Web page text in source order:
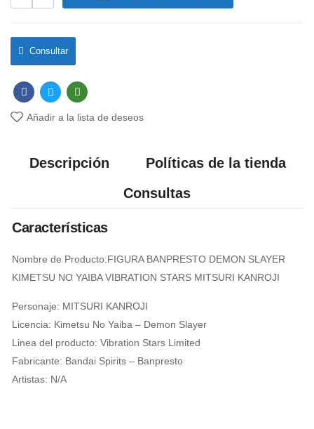
Consultar
Añadir a la lista de deseos
Descripción
Políticas de la tienda
Consultas
Características
Nombre de Producto:FIGURA BANPRESTO DEMON SLAYER
KIMETSU NO YAIBA VIBRATION STARS MITSURI KANROJI
Personaje: MITSURI KANROJI
Licencia: Kimetsu No Yaiba – Demon Slayer
Linea del producto: Vibration Stars Limited
Fabricante: Bandai Spirits – Banpresto
Artistas: N/A